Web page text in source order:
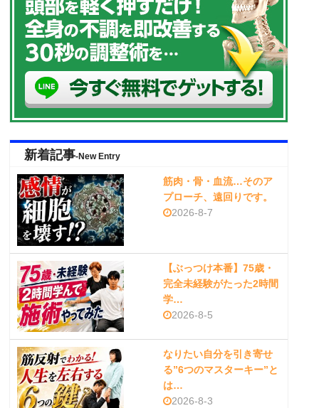
新着記事-New Entry
筋肉・骨・血流…そのア
プローチ、遠回りです。
2026-8-7
【ぶっつけ本番】75歳・
完全未経験がたった2時間
学…
2026-8-5
なりたい自分を引き寄せ
る”6つのマスターキー”と
は…
2026-8-3